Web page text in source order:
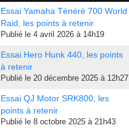
Essai Yamaha Ténéré 700 World
Raid, les points à retenir
Publié le 4 avril 2026 à 14h19
Essai Hero Hunk 440, les points
à retenir
Publié le 20 décembre 2025 à 12h27
Essai QJ Motor SRK800, les
points à retenir
Publié le 8 octobre 2025 à 21h43